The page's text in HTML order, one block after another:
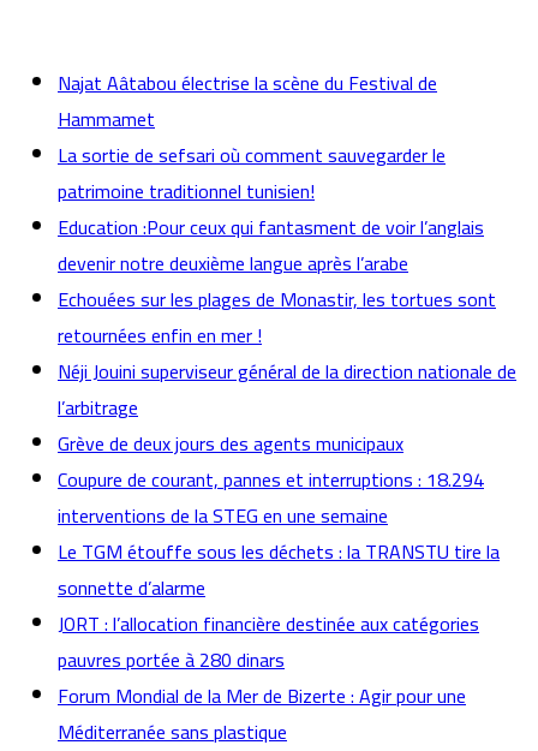
Najat Aâtabou électrise la scène du Festival de
Hammamet
La sortie de sefsari où comment sauvegarder le
patrimoine traditionnel tunisien!
Education :Pour ceux qui fantasment de voir l’anglais
devenir notre deuxième langue après l’arabe
Echouées sur les plages de Monastir, les tortues sont
retournées enfin en mer !
Néji Jouini superviseur général de la direction nationale de
l’arbitrage
Grève de deux jours des agents municipaux
Coupure de courant, pannes et interruptions : 18.294
interventions de la STEG en une semaine
Le TGM étouffe sous les déchets : la TRANSTU tire la
sonnette d’alarme
JORT : l’allocation financière destinée aux catégories
pauvres portée à 280 dinars
Forum Mondial de la Mer de Bizerte : Agir pour une
Méditerranée sans plastique